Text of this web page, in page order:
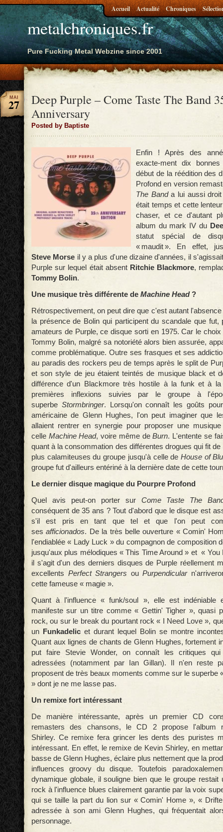
metalchroniques.fr
Pure Fucking Metal Webzine since 2001
Accueil Actualité Chroniques
Deep Purple – Come Taste The Band
Anniversary
Posted by Baptiste
MAI
27
Enfin ! Après des
exacte-ment dix
début de la réédition des
Profond en version
The Banda lui aussi droit
était temps et cette
chaser, et ce d'autant
album du mark IV du
statut spécial de
« maudit ». En effet,
Steve Morse il y a plus d'une dizaine d'années, il
Purple sur lequel était absent Ritchie Blackmore,
Tommy Bolin.
Une musique très différente de Machine Head?
Rétrospectivement, on peut dire que c'est autant
la présence de Bolin qui participent du scandale que fut,
amateurs de Purple, ce disque sorti en 1975. Car le choix
Tommy Bolin, malgré sa notoriété alors bien assurée,
comme problématique. Outre ses frasques et ses
au paradis des rockers peu de temps après le split de
et son style de jeu étaient teintés de musique black et
différence d'un Blackmore très hostile à la funk et à
premières inflexions suivies par le groupe à
superbe Stormbringer. Lorsqu'on connaît les goûts
américaine de Glenn Hughes, l'on peut imaginer que
allaient rentrer en synergie pour proposer une
celle Machine Head, voire même deBurn. L'entente se
quant à la consommation des différentes drogues qui fit
plus calamiteuses du groupe jusqu'à celle de House of
groupe fut d'ailleurs entériné à la dernière date de cette
Le dernier disque magique du Pourpre Profond
Quel avis peut-on porter sur Come Taste The
conséquent de 35 ans ? Tout d'abord que le disque est
s'il est pris en tant que tel et que l'on peut
sesafficionados. De la très belle ouverture « Comin'
l'endiablée « Lady Luck » du compagnon de composition
jusqu'aux plus mélodiques « This Time Around » et « You
il s'agit d'un des derniers disques de Purple réellement
excellents Perfect Strangers ouPurpendicular
cette fameuse « magie ».
Quant à l'influence « funk/soul », elle est indéniable
manifeste sur un titre comme « Gettin' Tigher », quasi
rock, ou sur le break du pourtant rock « I Need Love »,
un Funkadelic et durant lequel Bolin se montre
Quant aux lignes de chants de Glenn Hughes, fortement
put faire Stevie Wonder, on connaît les critiques
adressées (notamment par Ian Gillan). Il n'en reste
proposent de très beaux moments comme sur le superbe
» dont je ne me lasse pas.
Un remixe fort intéressant
De manière intéressante, après un premier CD
remasters des chansons, le CD 2 propose l'album
Shirley. Ce remixe fera grincer les dents des puristes
intéressant. En effet, le remixe de Kevin Shirley, en
basse de Glenn Hughes, éclaire plus nettement que la
influences groovy du disque. Toutefois
dynamique globale, il souligne bien que le groupe restait
rock à l'influence blues clairement garantie par la voix
qui se taille la part du lion sur « Comin' Home », «
adressée à son ami Glenn Hughes, qui fréquentait
personnage.